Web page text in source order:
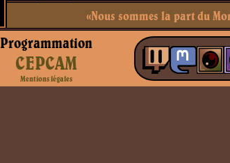
«Nous sommes la part du
Programmation
CEPCAM
Mentions légales